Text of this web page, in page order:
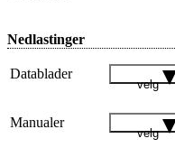
Nedlastinger
Datablader
velg
Manualer
velg